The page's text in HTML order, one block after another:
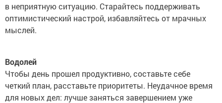
в неприятную ситуацию. Старайтесь поддерживать
оптимистический настрой, избавляйтесь от мрачных
мыслей.
Водолей
Чтобы день прошел продуктивно, составьте себе
четкий план, расставьте приоритеты. Неудачное время
для новых дел: лучше заняться завершением уже